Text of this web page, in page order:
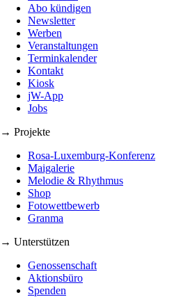
Abo kündigen
Newsletter
Werben
Veranstaltungen
Terminkalender
Kontakt
Kiosk
jW-App
Jobs
→ Projekte
Rosa-Luxemburg-Konferenz
Maigalerie
Melodie & Rhythmus
Shop
Fotowettbewerb
Granma
→ Unterstützen
Genossenschaft
Aktionsbüro
Spenden